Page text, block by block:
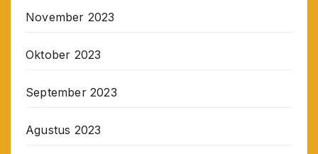
November 2023
Oktober 2023
September 2023
Agustus 2023